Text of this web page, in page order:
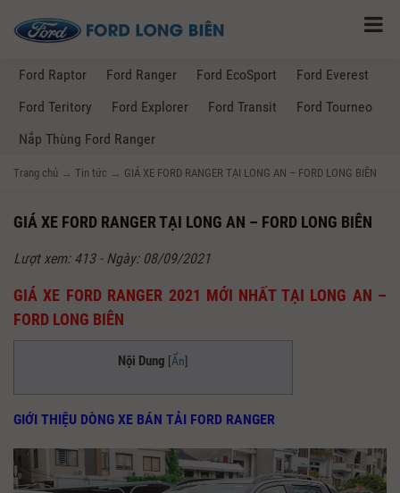
Ford Raptor Ford Ranger Ford EcoSport
Ford Everest
Ford Teritory
Ford Explorer Ford Transit
Ford Tourneo
Nắp Thùng Ford Ranger
Trang chủ → Tin tức → GIÁ XE FORD RANGER TẠI LONG AN – FORD LONG BIÊN
GIÁ XE FORD RANGER TẠI LONG AN – FORD LONG BIÊN
Lượt xem: 413 - Ngày: 08/09/2021
GIÁ XE FORD RANGER 2021 MỚI NHẤT TẠI LONG AN –
FORD LONG BIÊN
Nội Dung [Ẩn]
GIỚI THIỆU DÒNG XE BÁN TẢI FORD RANGER